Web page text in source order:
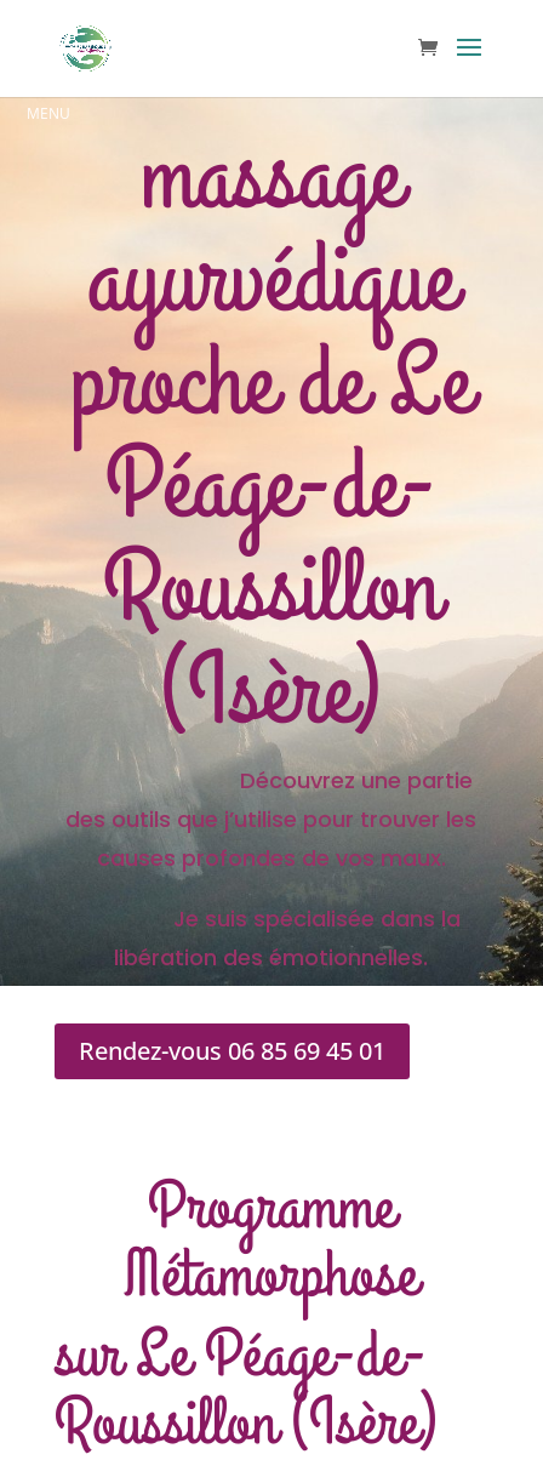
massage
ayurvédique
proche de Le
Péage-de-
Roussillon
(Isère)
Découvrez une partie
des outils que j’utilise pour trouver les
causes profondes de vos maux.
Je suis spécialisée dans la
libération des émotionnelles.
Rendez-vous 06 85 69 45 01
Programme
Métamorphose
sur Le Péage-de-
Roussillon (Isère)